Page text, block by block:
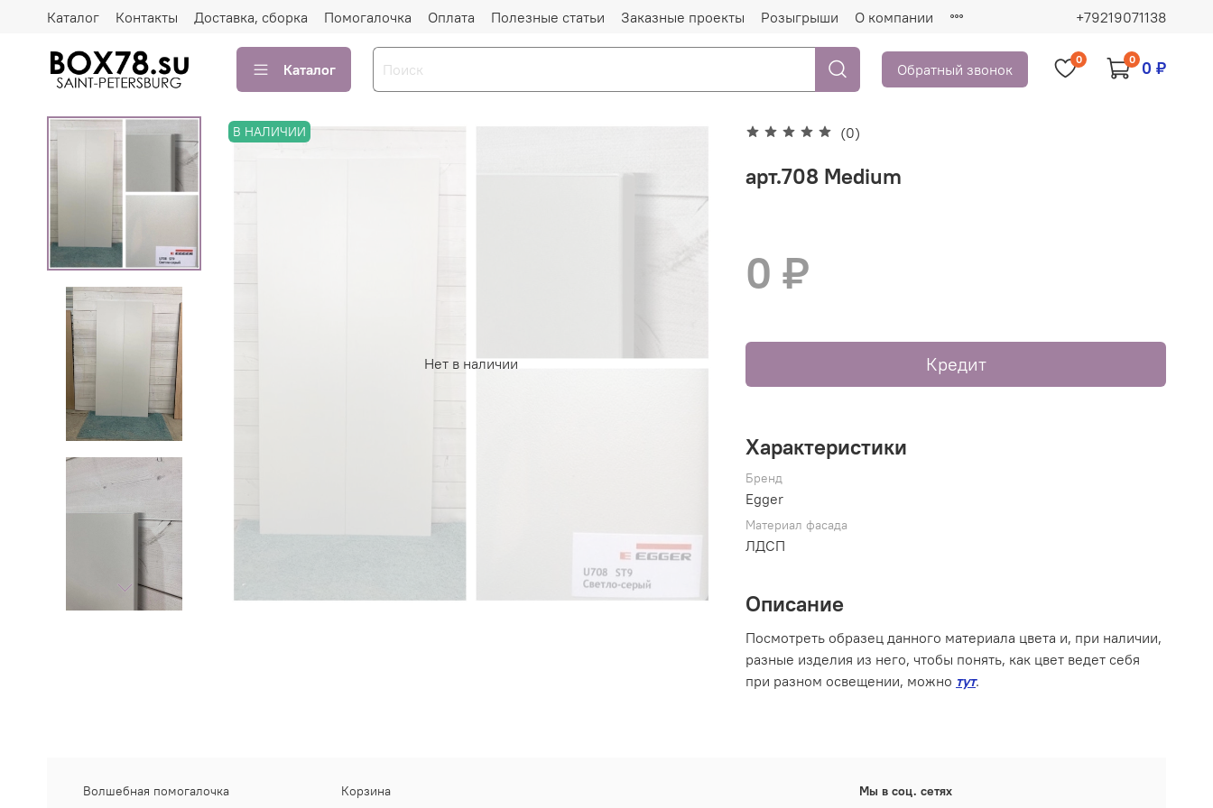
Каталог Контакты Доставка, сборка Помогалочка Оплата Полезные статьи Заказные проекты Розыгрыши О компании +79219071138
Каталог Обратный звонок
0 0 0 ₽
Нет в наличии
В НАЛИЧИИ (0)
арт.708 Medium
0 ₽
Кредит
Характеристики
Бренд
Egger
Материал фасада
ЛДСП
Описание
Посмотреть образец данного материала цвета и, при наличии,
разные изделия из него, чтобы понять, как цвет ведет себя
при разном освещении, можно тут.
Волшебная помогалочка Корзина Мы в соц. сетях